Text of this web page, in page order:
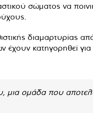
σώματος να
διαμαρτυρίας
έχουν κατηγορηθεί
μια ομάδα που